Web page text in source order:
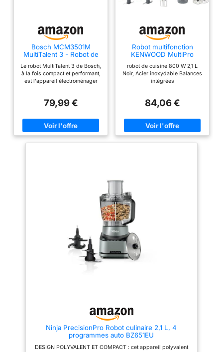
Bosch MCM3501M
MultiTalent 3 - Robot de
Blender
Le robot MultiTalent 3 de Bosch,
à la fois compact et performant,
est l'appareil électroménager
recettes, même les plus
polyvalent : le robot est doté de
plus de 50 fonctions dont
fouetter, mélanger, battre, mixer,
bol de 2,3 L permet de préparer
jusqu'à 0,8 kg de pâte à gâteau
quantités de viande Livraison : 1
x Bosch MultiTalent 3 robot de
cuisine / Robot multifonctions
pour réaliser plus de 50 tâches
différentes / Avec accessoires
79,99 €
Robot multifonction
KENWOOD MultiPro
Inox
robot de cuisine 800 W 2,1 L
Noir, Acier inoxydable Balances
intégrées
84,06 €
Ninja PrecisionPro Robot culinaire 2,1 L, 4
programmes auto BZ651EU
DESIGN POLYVALENT ET COMPACT : cet appareil polyvalent